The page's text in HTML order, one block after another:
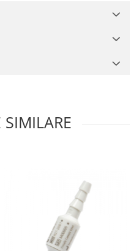
SIMILARE